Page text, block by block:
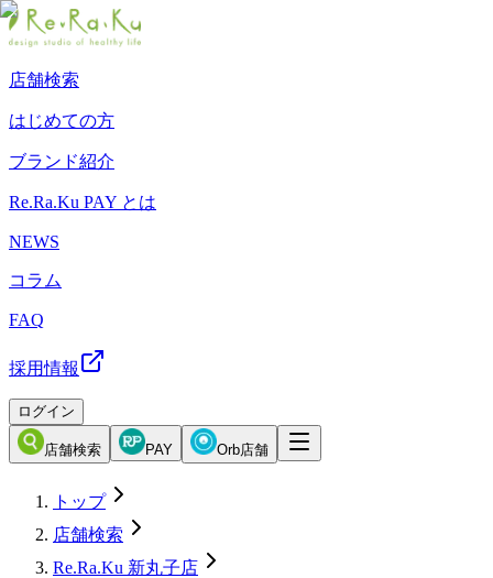
店舗検索
はじめての方
ブランド紹介
Re.Ra.Ku PAY とは
NEWS
コラム
FAQ
採用情報
ログイン
店舗検索 PAY Orb店舗
トップ
店舗検索
Re.Ra.Ku 新丸子店